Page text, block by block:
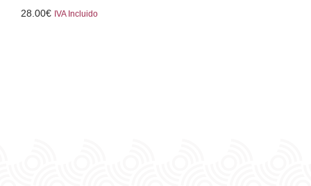
28.00€ IVA Incluido